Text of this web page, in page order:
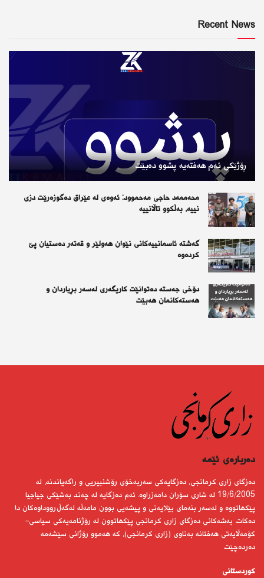
Recent News
ڕۆژێكی ئەم هەفتەیە پشوو دەبێت
محەممەد حاجی مەحموود: ئەوەی لە عێراق دەگوزەرێت دزی
نییە، بەڵکوو تاڵانییە
گەشتە ئاسمانییەکانی نێوان هەولێر و قەتەر دەستیان پێ
کردەوە
دۆخی جەستە دەتوانێت کاریگەری لەسەر بڕیاردان و
هەستەکانمان هەبێت
دەربارەى ئێمە
دەزگای زاری كرمانجی، دەزگایەكی سەربەخۆی رۆشنبیریی و راگەیاندنە، لە
19/6/2005 لە شاری سۆران دامەزراوە. ئەم دەزگایە لە چەند بەشێكی جیاجیا
پێكهاتووە و لەسەر بنەمای بێلایەنی و پیشەیی بوون مامەڵە لەگەڵ رووداوەكان دا
دەكات. بەشەكانی دەزگای زاری كرمانجی پێكهاتوون لە رۆژنامەیەكی سیاسی-
كۆمەڵایەتی هەفتانە بەناوی (زاری كرمانجی)، كە هەموو رۆژانی سێشەمە
دەردەچێت.
کوردستانى